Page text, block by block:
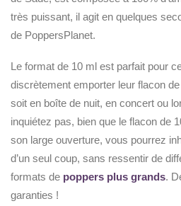
très puissant, il agit en quelques
de PoppersPlanet.
Le format de 10 ml est parfait pour
discrètement emporter leur flacon
soit en boîte de nuit, en concert ou
inquiétez pas, bien que le flacon de
son large ouverture, vous pourrez
d’un seul coup, sans ressentir de
formats de poppers plus grands.
garanties !